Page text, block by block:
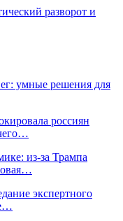
разворот и
умные решения для
россиян
из-за Трампа
экспертного